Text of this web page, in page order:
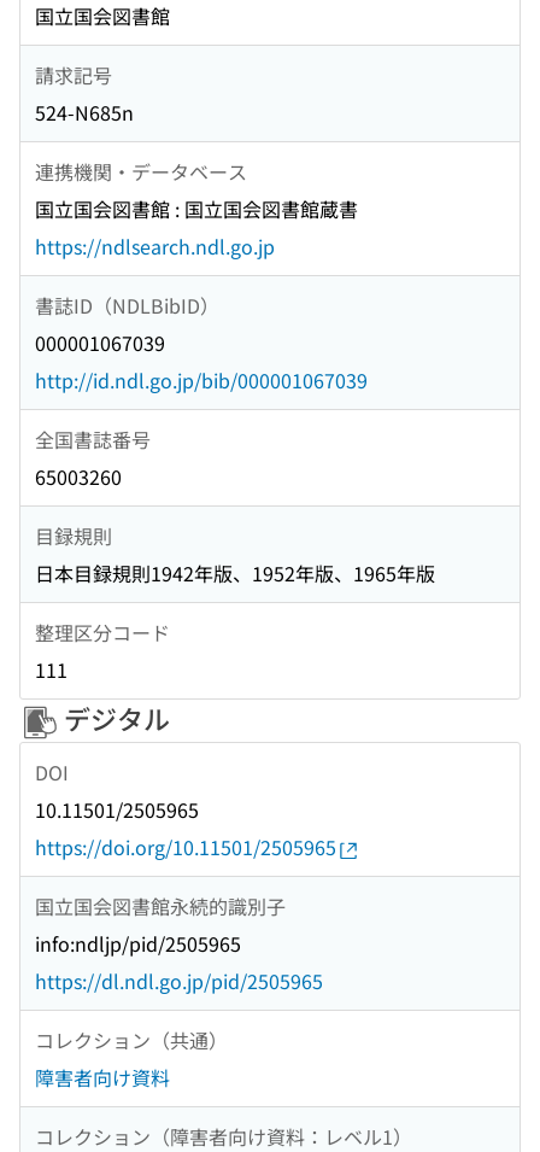
国立国会図書館
請求記号
524-N685n
連携機関・データベース
国立国会図書館 : 国立国会図書館蔵書
https://ndlsearch.ndl.go.jp
書誌ID（NDLBibID）
000001067039
http://id.ndl.go.jp/bib/000001067039
全国書誌番号
65003260
目録規則
日本目録規則1942年版、1952年版、1965年版
整理区分コード
111
デジタル
DOI
10.11501/2505965
https://doi.org/10.11501/2505965
国立国会図書館永続的識別子
info:ndljp/pid/2505965
https://dl.ndl.go.jp/pid/2505965
コレクション（共通）
障害者向け資料
コレクション（障害者向け資料：レベル1）